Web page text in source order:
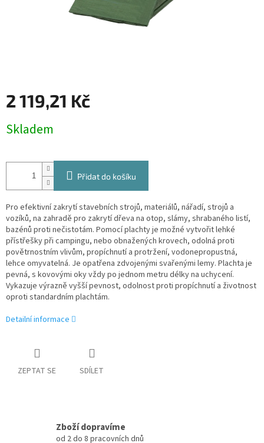
2 119,21 Kč
cena:
Skladem
Přidat do košíku
Pro efektivní zakrytí stavebních strojů, materiálů, nářadí, strojů a
vozíků, na zahradě pro zakrytí dřeva na otop, slámy, shrabaného listí,
bazénů proti nečistotám. Pomocí plachty je možné vytvořit lehké
přístřešky při campingu, nebo obnažených krovech, odolná proti
povětrnostním vlivům, propíchnutí a protržení, vodonepropustná,
lehce omyvatelná. Je opatřena zdvojenými svařenými lemy. Plachta je
pevná, s kovovými oky vždy po jednom metru délky na uchycení.
Vykazuje výrazně vyšší pevnost, odolnost proti propíchnutí a životnost
oproti standardním plachtám.
Detailní informace
ZEPTAT SE SDÍLET
Zboží dopravíme
od 2 do 8 pracovních dnů